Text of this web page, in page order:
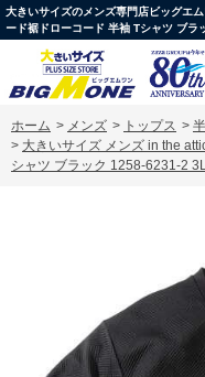
大きいサイズのメンズ専門店ビッグエ
ード裾ドローコード 半袖 Tシャツ ブ
ホーム > メンズ > トップス >
> 大きいサイズ メンズ in the
シャツ ブラック 1258-6231-2